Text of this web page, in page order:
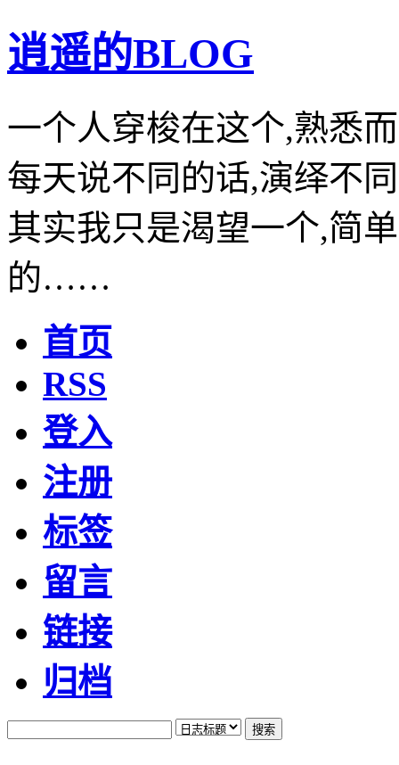
逍遥的BLOG
一个人穿梭在这个,熟悉
每天说不同的话,演绎不
其实我只是渴望一个,简
的……
首页
RSS
登入
注册
标签
留言
链接
归档